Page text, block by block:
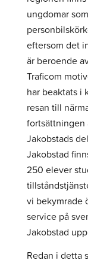
ungdomar
eftersom det
är beroende
Traficom
har beaktats i
resan till
fortsättningen
Jakobstads
Jakobstad
250 elever
vi bekymrade
service på
Jakobstad
Redan i detta